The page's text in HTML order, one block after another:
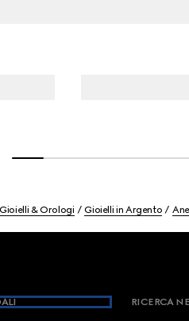
Gioielli & Orologi Gioielli in Argento
RICERCA